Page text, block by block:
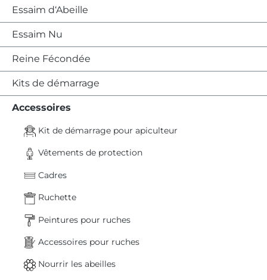
Essaim d‘Abeille
Essaim Nu
Reine Fécondée
Kits de démarrage
Accessoires
Kit de démarrage pour apiculteur
Vêtements de protection
Cadres
Ruchette
Peintures pour ruches
Accessoires pour ruches
Nourrir les abeilles